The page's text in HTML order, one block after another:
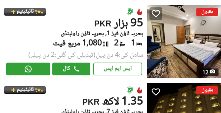
مقبول
12
ٹائیٹینیم
PKR 95 ہزار
بحریہ ٹاؤن فیز 1, بحریہ ٹاؤن راولپنڈی
1
2 1,080 مربع فیٹ
شامل کی:4 دن پہل (تبدیلی کی گئی:2 دن پہلے)
ایس ایم ایس کال
مقبول ٹائیٹینیم
PKR 1.35 لاکھ